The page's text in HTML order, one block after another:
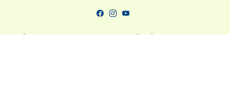
Morada
Coordenadas GPS